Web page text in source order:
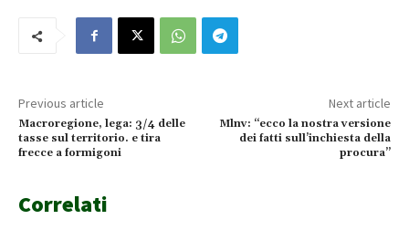
Previous article
Macroregione, lega: 3/4 delle
tasse sul territorio. e tira
frecce a formigoni
Next article
Mlnv: “ecco la nostra versione
dei fatti sull’inchiesta della
procura”
Correlati